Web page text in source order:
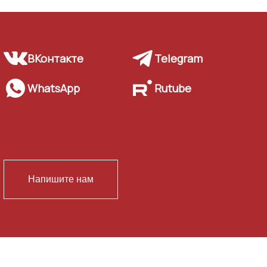
ВКонтакте Telegram
WhatsApp Rutube
Напишите нам